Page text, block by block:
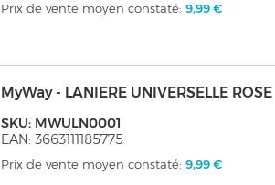
Prix de vente moyen constaté:9,99 €
MyWay - LANIERE UNIVERSELLE ROSE
SKU: MWULN0001
EAN: 3663111185775
Prix de vente moyen constaté:9,99 €